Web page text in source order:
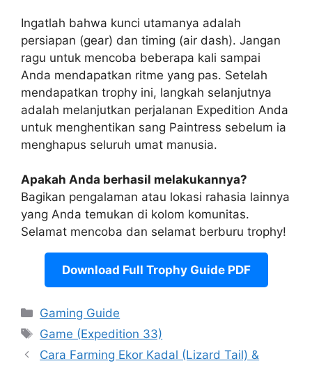
Ingatlah bahwa kunci utamanya adalah
persiapan (gear) dan timing (air dash). Jangan
ragu untuk mencoba beberapa kali sampai
Anda mendapatkan ritme yang pas. Setelah
mendapatkan trophy ini, langkah selanjutnya
adalah melanjutkan perjalanan Expedition Anda
untuk menghentikan sang Paintress sebelum ia
menghapus seluruh umat manusia.
Apakah Anda berhasil melakukannya?
Bagikan pengalaman atau lokasi rahasia lainnya
yang Anda temukan di kolom komunitas.
Selamat mencoba dan selamat berburu trophy!
Download Full Trophy Guide PDF
Categories
Gaming Guide
Tags
Game (Expedition 33)
Cara Farming Ekor Kadal (Lizard Tail) &